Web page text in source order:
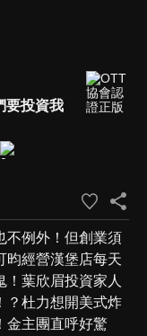
要投資我
不例外！但創業須
昀經營漢堡店每天
葉欣眉投資家人
？杜力想開美式炸
金主團直呼好驚